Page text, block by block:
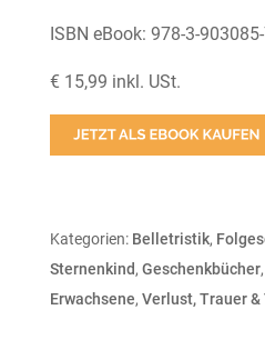
ISBN eBook: 978-3-
€ 15,99 inkl. USt.
Kategorien: Belletristik,
Sternenkind, Geschenkbücher,
Erwachsene, Verlust, Trauer &